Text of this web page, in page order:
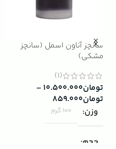
سانچز آناون اسمل (سانچز
مشکی)
(1)
تومان۱۰.۵۰۰.۰۰۰ –
تومان۸۵۹.۰۰۰
وزن
100 گرم
حجم